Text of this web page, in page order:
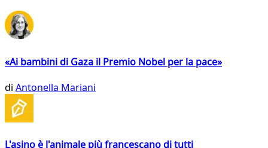
«Ai bambini di Gaza il Premio Nobel per la pace»
di Antonella Mariani
L'asino è l'animale più francescano di tutti